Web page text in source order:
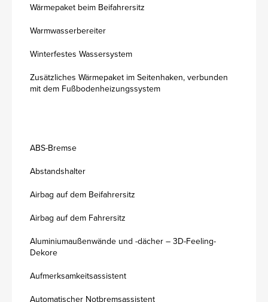
Wärmepaket beim Beifahrersitz
Warmwasserbereiter
Winterfestes Wassersystem
Zusätzliches Wärmepaket im Seitenhaken, verbunden
mit dem Fußbodenheizungssystem
ABS-Bremse
Abstandshalter
Airbag auf dem Beifahrersitz
Airbag auf dem Fahrersitz
Aluminiumaußenwände und -dächer – 3D-Feeling-
Dekore
Aufmerksamkeitsassistent
Automatischer Notbremsassistent